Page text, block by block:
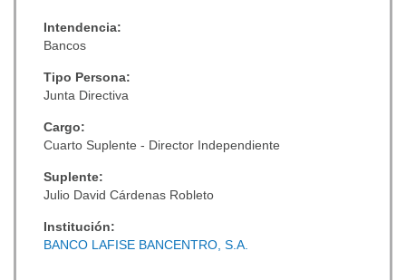
Intendencia:
Bancos
Tipo Persona:
Junta Directiva
Cargo:
Cuarto Suplente - Director Independiente
Suplente:
Julio David Cárdenas Robleto
Institución:
BANCO LAFISE BANCENTRO, S.A.